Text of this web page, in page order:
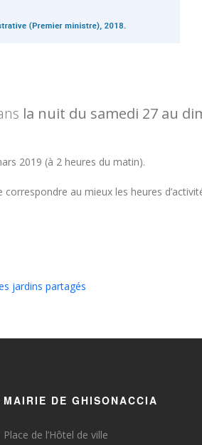
la nuit du samedi 27 au
2019 (à 2 heures du matin).
au mieux les heures
jardins partagés
MAIRIE DE GHISONACCIA
Place de l’Hôtel de ville